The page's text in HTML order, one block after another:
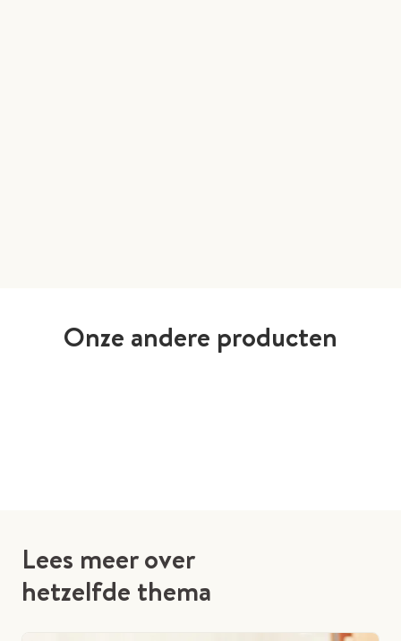
Onze andere producten
Lees meer over
hetzelfde thema